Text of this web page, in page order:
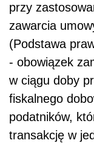
przy
zawarcia
(Podstawa
- obowiązek
w ciągu doby
fiskalnego
podatników,
transakcję w